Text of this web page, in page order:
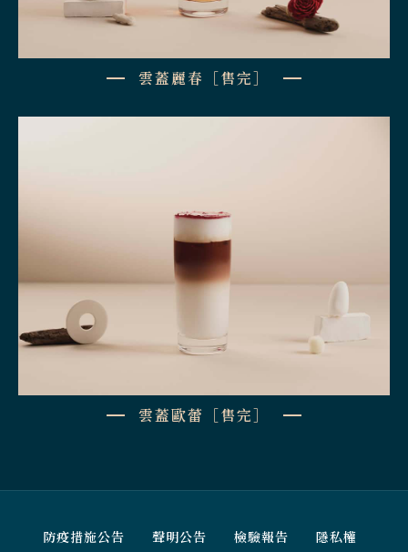
雲蓋麗春［售完］
雲蓋歐蕾［售完］
防疫措施公告 聲明公告 檢驗報告 隱私權